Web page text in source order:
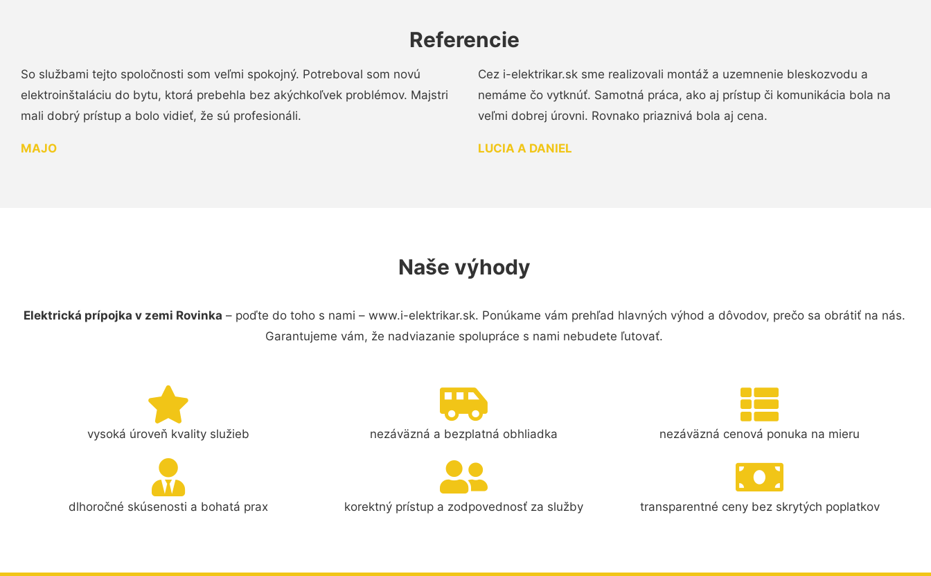
Referencie
So službami tejto spoločnosti som veľmi spokojný. Potreboval som novú
elektroinštaláciu do bytu, ktorá prebehla bez akýchkoľvek problémov. Majstri
mali dobrý prístup a bolo vidieť, že sú profesionáli.
MAJO
Cez i-elektrikar.sk sme realizovali montáž a uzemnenie bleskozvodu a
nemáme čo vytknúť. Samotná práca, ako aj prístup či komunikácia bola na
veľmi dobrej úrovni. Rovnako priaznivá bola aj cena.
LUCIA A DANIEL
Naše výhody
Elektrická prípojka v zemi Rovinka – poďte do toho s nami – www.i-elektrikar.sk. Ponúkame vám prehľad hlavných výhod a dôvodov, prečo sa obrátiť na nás.
Garantujeme vám, že nadviazanie spolupráce s nami nebudete ľutovať.
vysoká úroveň kvality služieb nezáväzná a bezplatná obhliadka nezáväzná cenová ponuka na mieru
dlhoročné skúsenosti a bohatá prax korektný prístup a zodpovednosť za služby transparentné ceny bez skrytých poplatkov